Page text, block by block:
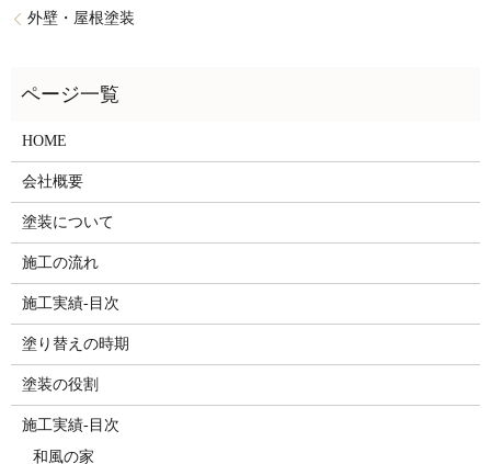
外壁・屋根塗装
HOME
会社概要
塗装について
施工の流れ
施工実績-目次
塗り替えの時期
塗装の役割
施工実績-目次
和風の家